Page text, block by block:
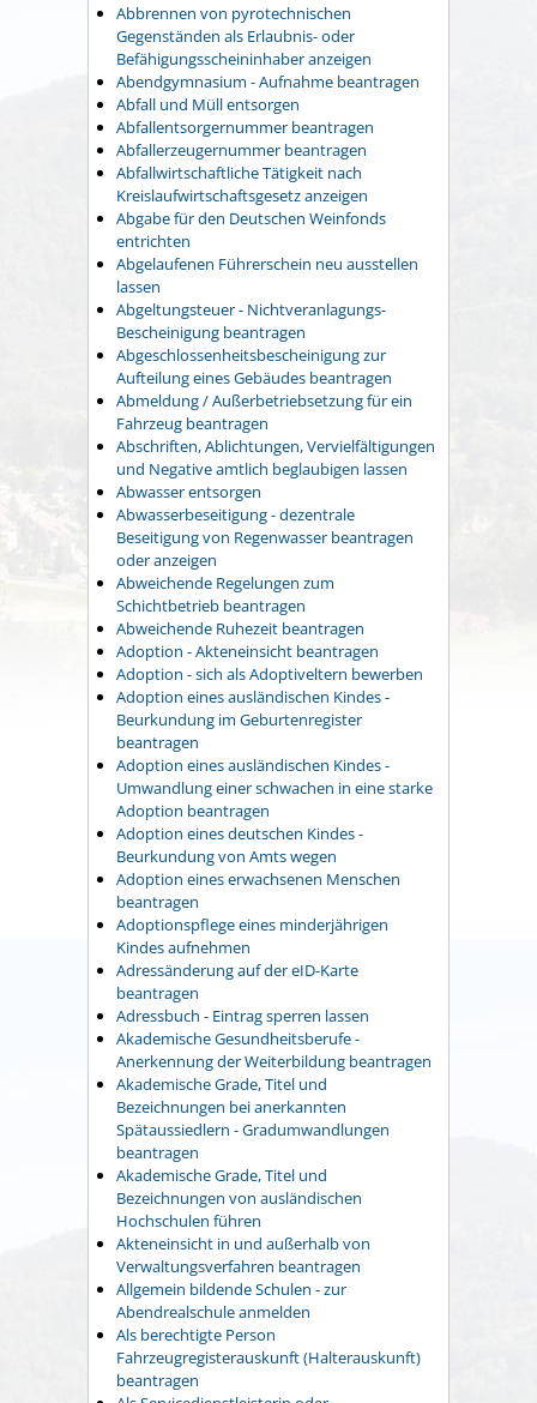
Abbrennen von pyrotechnischen
Gegenständen als Erlaubnis- oder
Befähigungsscheininhaber anzeigen
Abendgymnasium - Aufnahme beantragen
Abfall und Müll entsorgen
Abfallentsorgernummer beantragen
Abfallerzeugernummer beantragen
Abfallwirtschaftliche Tätigkeit nach
Kreislaufwirtschaftsgesetz anzeigen
Abgabe für den Deutschen Weinfonds
entrichten
Abgelaufenen Führerschein neu ausstellen
lassen
Abgeltungsteuer - Nichtveranlagungs-
Bescheinigung beantragen
Abgeschlossenheitsbescheinigung zur
Aufteilung eines Gebäudes beantragen
Abmeldung / Außerbetriebsetzung für ein
Fahrzeug beantragen
Abschriften, Ablichtungen, Vervielfältigungen
und Negative amtlich beglaubigen lassen
Abwasser entsorgen
Abwasserbeseitigung - dezentrale
Beseitigung von Regenwasser beantragen
oder anzeigen
Abweichende Regelungen zum
Schichtbetrieb beantragen
Abweichende Ruhezeit beantragen
Adoption - Akteneinsicht beantragen
Adoption - sich als Adoptiveltern bewerben
Adoption eines ausländischen Kindes -
Beurkundung im Geburtenregister
beantragen
Adoption eines ausländischen Kindes -
Umwandlung einer schwachen in eine starke
Adoption beantragen
Adoption eines deutschen Kindes -
Beurkundung von Amts wegen
Adoption eines erwachsenen Menschen
beantragen
Adoptionspflege eines minderjährigen
Kindes aufnehmen
Adressänderung auf der eID-Karte
beantragen
Adressbuch - Eintrag sperren lassen
Akademische Gesundheitsberufe -
Anerkennung der Weiterbildung beantragen
Akademische Grade, Titel und
Bezeichnungen bei anerkannten
Spätaussiedlern - Gradumwandlungen
beantragen
Akademische Grade, Titel und
Bezeichnungen von ausländischen
Hochschulen führen
Akteneinsicht in und außerhalb von
Verwaltungsverfahren beantragen
Allgemein bildende Schulen - zur
Abendrealschule anmelden
Als berechtigte Person
Fahrzeugregisterauskunft (Halterauskunft)
beantragen